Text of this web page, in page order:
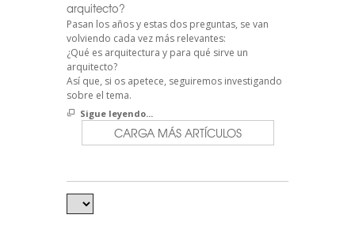
arquitecto?
Pasan los años y estas dos preguntas, se van
volviendo cada vez más relevantes:
¿Qué es arquitectura y para qué sirve un
arquitecto?
Así que, si os apetece, seguiremos investigando
sobre el tema.
Sigue leyendo...
CARGA MÁS ARTÍCULOS